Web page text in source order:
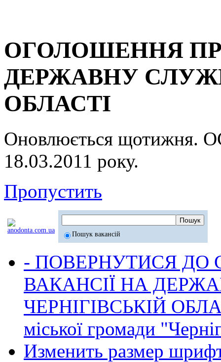
ОГОЛОШЕННЯ
ДЕРЖАВНУ
ОБЛАСТІ
Оновлюється
18.03.2011 року.
Пропустить
Пошук вакансій
- ПОВЕРНУТИСЯ ДО
ВАКАНСІЇ НА
ЧЕРНІГІВСЬКІЙ
міської громади
Изменить размер